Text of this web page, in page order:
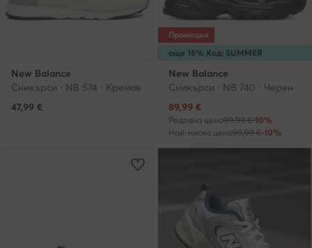
New Balance
Сникърси · NB 574 · Кремав
47,99 €
още 15% Код: SUMMER
Промоция
New Balance
Сникърси · NB 740 · Черен
Актуална цена
89,99 €
Редовна цена99,99 €-10%
Най-ниска цена99,99 €-10%